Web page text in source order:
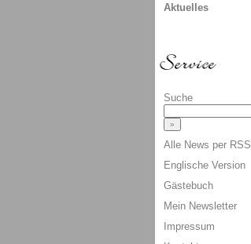
Aktuelles
Suche
Alle News per RSS
Englische Version
Gästebuch
Mein Newsletter
Impressum